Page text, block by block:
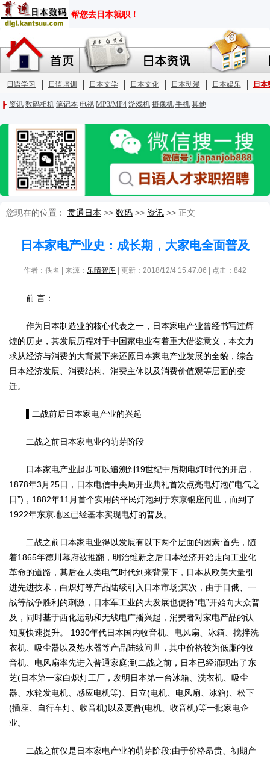
您现在的位置： 贯通日本 >> 数码 >> 资讯 >> 正文
日本家电产业史：成长期，大家电全面普及
作者：佚名 | 来源： 乐晴智库 | 更新：2018/12/4 15:47:06 | 点击： 842
前 言：
作为日本制造业的核心代表之一，日本家电产业曾经书写过辉
煌的历史，其发展历程对于中国家电业有着重大借鉴意义，本文力
求从经济与消费的大背景下来还原日本家电产业发展的全貌，综合
日本经济发展、消费结构、消费主体以及消费价值观等层面的变
迁。
▌二战前后日本家电产业的兴起
二战之前日本家电业的萌芽阶段
日本家电产业起步可以追溯到19世纪中后期电灯时代的开启，
1878年3月25日，日本电信中央局开业典礼首次点亮电灯泡(“电气之
日”)，1882年11月首个实用的平民灯泡到于东京银座问世，而到了
1922年东京地区已经基本实现电灯的普及。
二战之前日本家电业得以发展有以下两个层面的因素:首先，随
着1865年德川幕府被推翻，明治维新之后日本经济开始走向工业化
革命的道路，其后在人类电气时代到来背景下，日本从欧美大量引
进先进技术，白炽灯等产品陆续引入日本市场;其次，由于日俄、一
战等战争胜利的刺激，日本军工业的大发展也使得“电”开始向大众普
及，同时基于西化运动和无线电广播兴起，消费者对家电产品的认
知度快速提升。 1930年代日本国内收音机、电风扇、冰箱、搅拌洗
衣机、吸尘器以及热水器等产品陆续问世，其中价格较为低廉的收
音机、电风扇率先进入普通家庭;到二战之前，日本已经涌现出了东
芝(日本第一家白炽灯工厂，发明日本第一台冰箱、洗衣机、吸尘
器、水轮发电机、感应电机等)、日立(电机、电风扇、冰箱)、松下
(插座、自行车灯、收音机)以及夏普(电机、收音机)等一批家电企
业。
二战之前仅是日本家电产业的萌芽阶段:由于价格昂贵、初期产